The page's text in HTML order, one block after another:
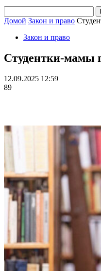
Домой Закон и право
Закон и право
Студентки-мамы
12.09.2025 12:59
89